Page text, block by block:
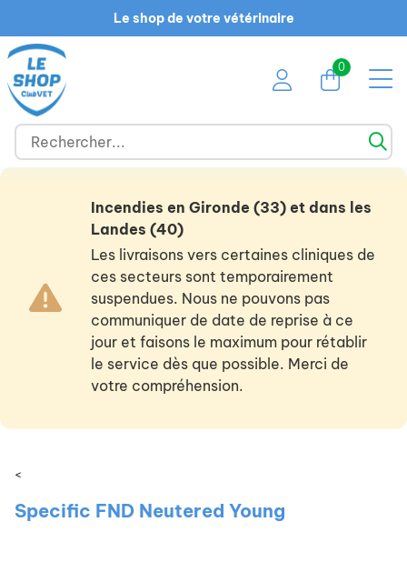
Le shop de votre vétérinaire
0
Incendies en Gironde (33) et dans les
Landes (40)
Les livraisons vers certaines cliniques de
ces secteurs sont temporairement
suspendues. Nous ne pouvons pas
communiquer de date de reprise à ce
jour et faisons le maximum pour rétablir
le service dès que possible. Merci de
votre compréhension.
<
Specific FND Neutered Young